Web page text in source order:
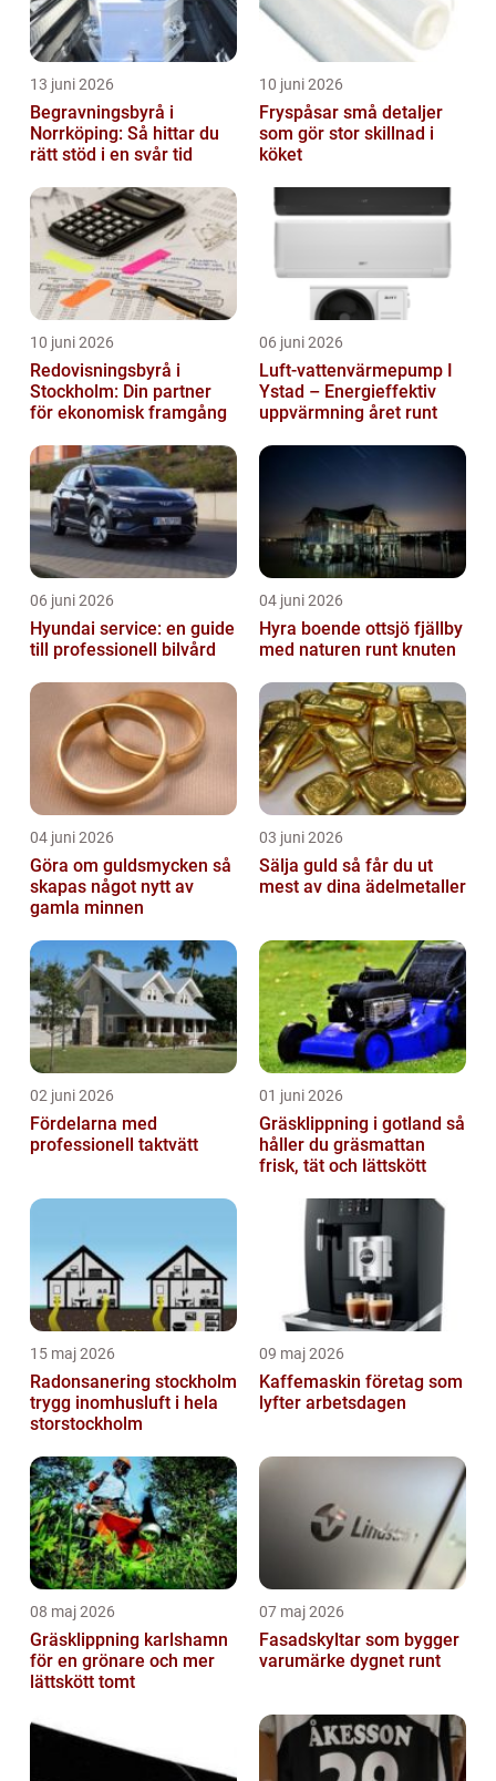
13 juni 2026
Begravningsbyrå i
Norrköping: Så hittar du
rätt stöd i en svår tid
10 juni 2026
Fryspåsar små detaljer
som gör stor skillnad i
köket
10 juni 2026
Redovisningsbyrå i
Stockholm: Din partner
för ekonomisk framgång
06 juni 2026
Luft-vattenvärmepump I
Ystad – Energieffektiv
uppvärmning året runt
06 juni 2026
Hyundai service: en guide
till professionell bilvård
04 juni 2026
Hyra boende ottsjö fjällby
med naturen runt knuten
04 juni 2026
Göra om guldsmycken så
skapas något nytt av
gamla minnen
03 juni 2026
Sälja guld så får du ut
mest av dina ädelmetaller
02 juni 2026
Fördelarna med
professionell taktvätt
01 juni 2026
Gräsklippning i gotland så
håller du gräsmattan
frisk, tät och lättskött
15 maj 2026
Radonsanering stockholm
trygg inomhusluft i hela
storstockholm
09 maj 2026
Kaffemaskin företag som
lyfter arbetsdagen
08 maj 2026
Gräsklippning karlshamn
för en grönare och mer
lättskött tomt
07 maj 2026
Fasadskyltar som bygger
varumärke dygnet runt